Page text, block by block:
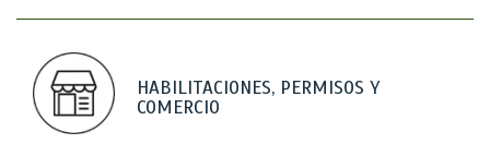
HABILITACIONES, PERMISOS Y
COMERCIO